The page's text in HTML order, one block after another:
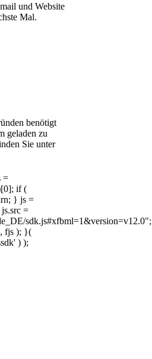
und Website
Mal.
benötigt
geladen zu
Sie unter
=
if (
} js =
=
sdk.js#xfbml=1&version=v12.0";
fjs ); }(
) );